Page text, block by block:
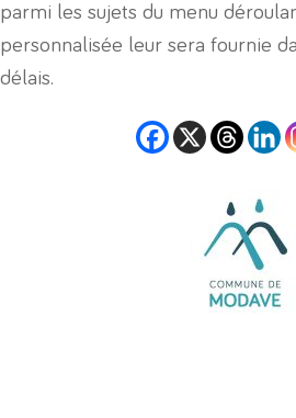
parmi les sujets du menu
personnalisée leur sera fournie
délais.